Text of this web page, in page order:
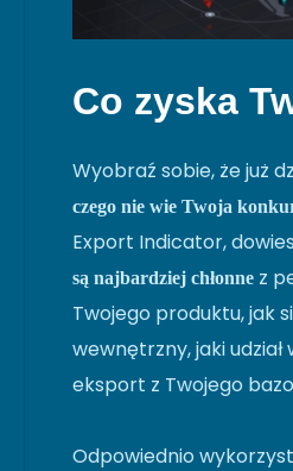
Co zyska
Wyobraź sobie, że już
czego nie wie Twoja
Export Indicator,
są najbardziej chłonne z
Twojego produktu, jak
wewnętrzny, jaki
eksport z Twojego
Odpowiednio